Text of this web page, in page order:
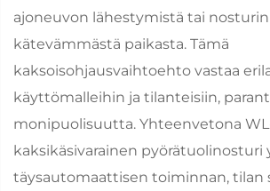
ajoneuvon lähestymistä tai
kätevämmästä paikasta. Tämä
kaksoisohjausvaihtoehto vastaa
käyttömalleihin ja tilanteisiin,
monipuolisuutta. Yhteenvetona
kaksikäsivarainen pyörätuolinosturi
täysautomaattisen toiminnan, tilan